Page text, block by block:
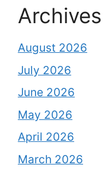
Archives
August 2026
July 2026
June 2026
May 2026
April 2026
March 2026